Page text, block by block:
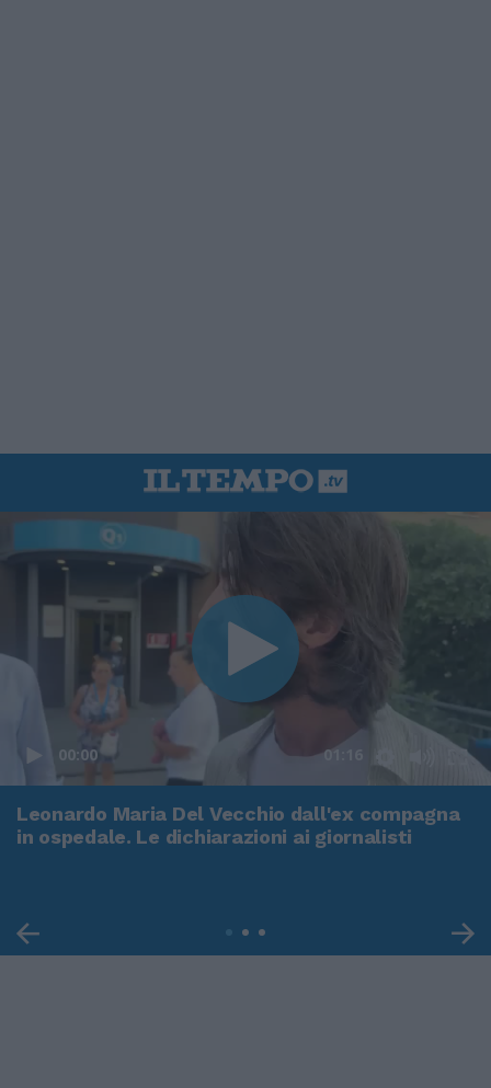
00:00 01:16
Leonardo Maria Del Vecchio dall'ex compagna
in ospedale. Le dichiarazioni ai giornalisti